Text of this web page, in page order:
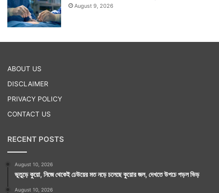
August 9, 2026
ABOUT US
DISCLAIMER
PRIVACY POLICY
CONTACT US
RECENT POSTS
August 10, 2026
ভূতুড়ে কুয়ো, নিজে থেকেই ঢেউয়ের মত নড়ে চলেছে কুয়োর জল, দেখতে উপচে পড়ল ভিড়
August 10, 2026